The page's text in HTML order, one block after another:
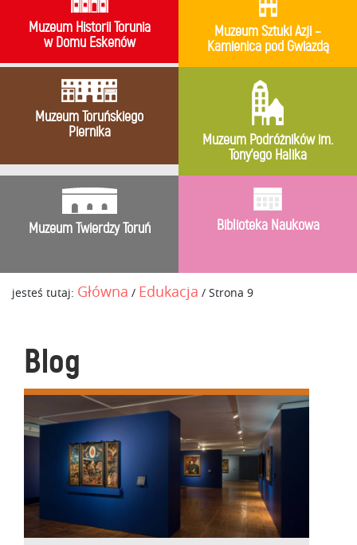
Muzeum Historii Torunia
w Domu Eskenów
Muzeum Sztuki Azji –
Kamienica pod Gwiazdą
Muzeum Toruńskiego
Piernika
Muzeum Podróżników im.
Tony’ego Halika
Muzeum Twierdzy Toruń Biblioteka Naukowa
jesteś tutaj: Główna / Edukacja / Strona 9
Blog